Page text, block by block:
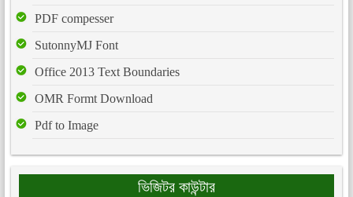
PDF compesser
SutonnyMJ Font
Office 2013 Text Boundaries
OMR Formt Download
Pdf to Image
ভিজিটর কাউন্টার